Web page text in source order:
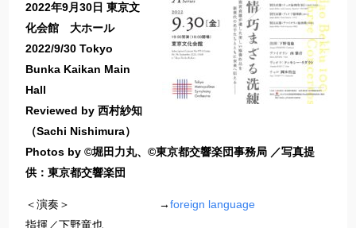
2022年9月30日 東京文
化会館 大ホール
2022/9/30 Tokyo
Bunka Kaikan Main
Hall
Reviewed by 西村紗知
（Sachi Nishimura）
Photos by ©堀田力丸、©東京都交響楽団事務局 ／写真提
供：東京都交響楽団
＜演奏＞ →foreign language
指揮／下野竜也